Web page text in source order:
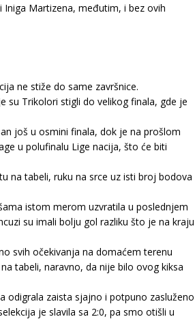
Iniga Martizena, međutim, i bez ovih
ne stiže do same završnice.
su Trikolori stigli do velikog finala, gde je
još u osmini finala, dok je na prošlom
u polufinalu Lige nacija, što će biti
na tabeli, ruku na srce uz isti broj bodova
istom merom uzvratila u poslednjem
su imali bolju gol razliku što je na kraju
svih očekivanja na domaćem terenu
tabeli, naravno, da nije bilo ovog kiksa
odigrala zaista sjajno i potpuno zasluženo
je slavila sa 2:0, pa smo otišli u